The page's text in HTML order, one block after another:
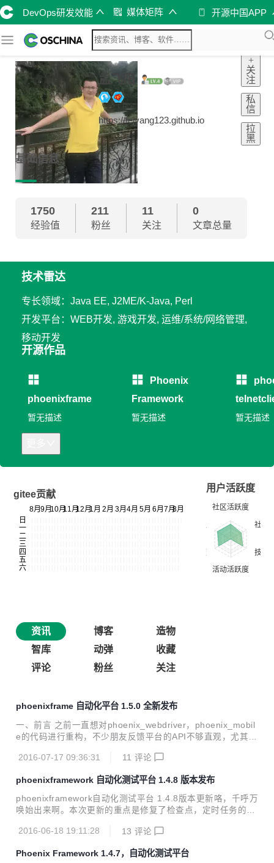
DevOps研发效能 媒体矩阵 开源中国APP
孟飞阳
https://feiyang123.github.io
+
关
注
私
信
拉
黑
基础信息
1750
经验值
211
粉丝
11
关注
0
文章总量
技术雷达
专长领域：Java EE, J2ME/K-Java, Perl
开发平台：WEB开发, 游戏开发, 运维/系统/网络管理,
移动开发
开源作品
phoenixframe
暂无描述
Phoenix
Framework
暂无描述 暂无描述
gitee贡献
用户活跃度
资讯 博客
造物
智库
动弹
收藏
评论
粉丝 关注
phoenixframe 自动化平台 1.5.0 全新发布
一、前言 之前一直想对phoenix_webdriver，phoenix_mobil
e的代码进行重构，不少朋友反馈平台的API不够直观，尤其是
觉，尤其在后续的功能扩展上也比较麻烦，随着用户量的增
多的问题。但苦于一直没有足够时间。趁这最近换工作间歇的
几天时间，狠下心来把这几个模块的代码好好重构了一下。 本
次重构除对重要模块代码重构外，对页面的js方法，页面功
新的感觉。 二、重构效果体验 重构之后的效果如下： 在de
2016-07-17 09:36:31 11 评论
phoenixframework 自动化测试平台 1.4.8 版本发布
phoenixframework自动化测试平台 1.4.8版本更新咯，千呼万
唤始出来啊。本次更新的重点是修复了检查点，定时任务的细
ehcache缓存，数据库连接池查看；更重要的是这个版本支持
hina及github均已同步更新。maven需要明天下午才能更新。
2016-06-18 19:11:28 13 评论
Phoenix Framework 1.4.7，自动化测试平台